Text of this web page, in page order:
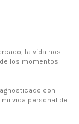
la vida nos
los momentos
con
vida personal de